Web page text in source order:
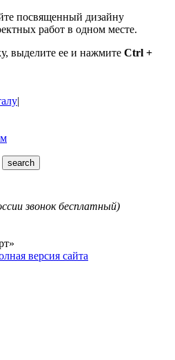
посвященный дизайну
работ в одном месте.
выделите ее и нажмите Ctrl +
|
звонок бесплатный)
версия сайта